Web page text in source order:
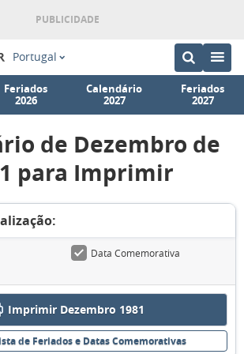
Portugal
Feriados
2026
Calendário
2027
Feriados
2027
de Dezembro de
para Imprimir
Data Comemorativa
Imprimir Dezembro 1981
de Feriados e Datas Comemorativas